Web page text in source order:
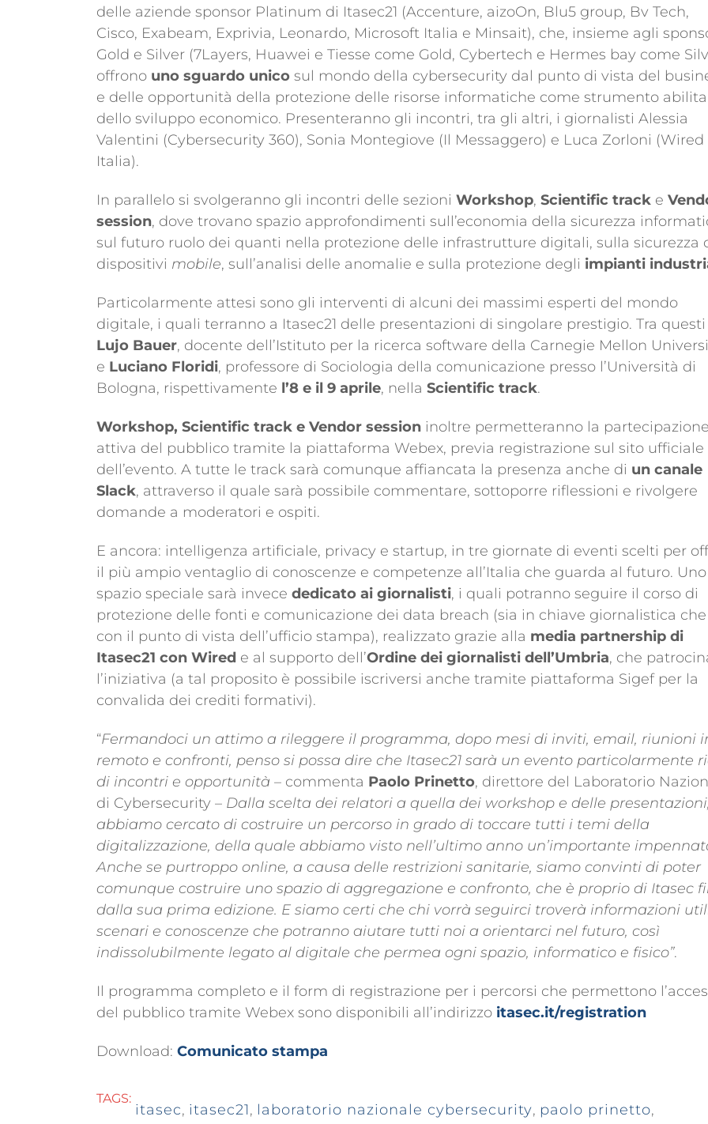
delle aziende sponsor Platinum di Itasec21 (Accenture, aizoOn, Blu5 group, Bv Tech,
Cisco, Exabeam, Exprivia, Leonardo, Microsoft Italia e Minsait), che, insieme agli
Gold e Silver (7Layers, Huawei e Tiesse come Gold, Cybertech e Hermes bay come
offrono uno sguardo unico sul mondo della cybersecurity dal punto di vista del
e delle opportunità della protezione delle risorse informatiche come strumento
dello sviluppo economico. Presenteranno gli incontri, tra gli altri, i giornalisti Alessia
Valentini (Cybersecurity 360), Sonia Montegiove (Il Messaggero) e Luca Zorloni (Wired
Italia).
In parallelo si svolgeranno gli incontri delle sezioni Workshop, Scientific track e
session, dove trovano spazio approfondimenti sull’economia della sicurezza
sul futuro ruolo dei quanti nella protezione delle infrastrutture digitali, sulla sicurezza
dispositivi mobile, sull’analisi delle anomalie e sulla protezione degli impianti
Particolarmente attesi sono gli interventi di alcuni dei massimi esperti del mondo
digitale, i quali terranno a Itasec21 delle presentazioni di singolare prestigio. Tra questi
Lujo Bauer, docente dell’Istituto per la ricerca software della Carnegie Mellon
e Luciano Floridi, professore di Sociologia della comunicazione presso l’Università di
Bologna, rispettivamente l’8 e il 9 aprile, nella Scientific track.
Workshop, Scientific track e Vendor session inoltre permetteranno la partecipazione
attiva del pubblico tramite la piattaforma Webex, previa registrazione sul sito ufficiale
dell’evento. A tutte le track sarà comunque affiancata la presenza anche di un canale
Slack, attraverso il quale sarà possibile commentare, sottoporre riflessioni e rivolgere
domande a moderatori e ospiti.
E ancora: intelligenza artificiale, privacy e startup, in tre giornate di eventi scelti per
il più ampio ventaglio di conoscenze e competenze all’Italia che guarda al futuro. Uno
spazio speciale sarà invece dedicato ai giornalisti, i quali potranno seguire il corso di
protezione delle fonti e comunicazione dei data breach (sia in chiave giornalistica che
con il punto di vista dell’ufficio stampa), realizzato grazie alla media partnership di
Itasec21 con Wired e al supporto dell’Ordine dei giornalisti dell’Umbria, che
l’iniziativa (a tal proposito è possibile iscriversi anche tramite piattaforma Sigef per la
convalida dei crediti formativi).
“Fermandoci un attimo a rileggere il programma, dopo mesi di inviti, email, riunioni
remoto e confronti, penso si possa dire che Itasec21 sarà un evento particolarmente
di incontri e opportunità – commenta Paolo Prinetto, direttore del Laboratorio
di Cybersecurity – Dalla scelta dei relatori a quella dei workshop e delle presentazioni,
abbiamo cercato di costruire un percorso in grado di toccare tutti i temi della
digitalizzazione, della quale abbiamo visto nell’ultimo anno un’importante
Anche se purtroppo online, a causa delle restrizioni sanitarie, siamo convinti di poter
comunque costruire uno spazio di aggregazione e confronto, che è proprio di Itasec
dalla sua prima edizione. E siamo certi che chi vorrà seguirci troverà informazioni
scenari e conoscenze che potranno aiutare tutti noi a orientarci nel futuro, così
indissolubilmente legato al digitale che permea ogni spazio, informatico e fisico”.
Il programma completo e il form di registrazione per i percorsi che permettono
del pubblico tramite Webex sono disponibili all’indirizzo itasec.it/registration
Download: Comunicato stampa
TAGS:
itasec, itasec21, laboratorio nazionale cybersecurity, paolo prinetto,